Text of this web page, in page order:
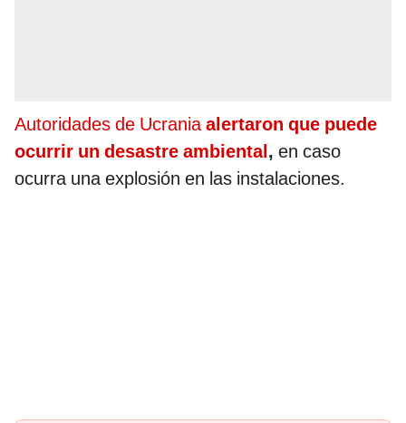
Autoridades de Ucraniaalertaron que puede
ocurrir un desastre ambiental, en caso
ocurra una explosión en las instalaciones.